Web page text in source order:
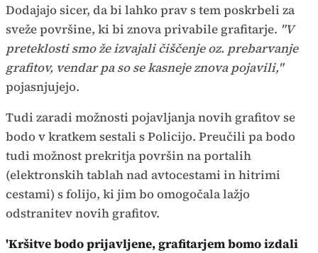
Dodajajo sicer, da bi lahko prav s tem poskrbeli za
sveže površine, ki bi znova privabile grafitarje. "V
preteklosti smo že izvajali čiščenje oz. prebarvanje
grafitov, vendar pa so se kasneje znova pojavili,"
pojasnjujejo.
Tudi zaradi možnosti pojavljanja novih grafitov se
bodo v kratkem sestali s Policijo. Preučili pa bodo
tudi možnost prekritja površin na portalih
(elektronskih tablah nad avtocestami in hitrimi
cestami) s folijo, ki jim bo omogočala lažjo
odstranitev novih grafitov.
'Kršitve bodo prijavljene, grafitarjem bomo izdali